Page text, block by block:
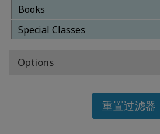
BOOKS
CLASSES
MEMBERSHIPS
Books
Special Classes
Options
重置过滤器